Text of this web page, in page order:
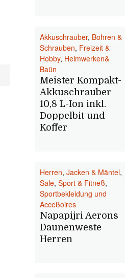
Akkuschrauber, Bohren &
Schrauben, Freizeit &
Hobby, Heimwerken&
Baün
Meister Kompakt-
Akkuschrauber
10,8 L-Ion inkl.
Doppelbit und
Koffer
Herren, Jacken & Mäntel,
Sale, Sport & Fitneß,
Sportbekleidung und
Acceßoires
Napapijri Aerons
Daunenweste
Herren